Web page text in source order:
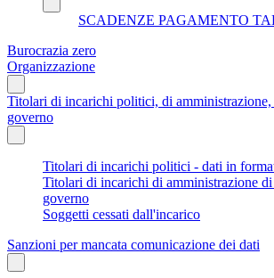
SCADENZE PAGAMENTO
Burocrazia zero
Organizzazione
Titolari di incarichi politici, di
governo
Titolari di incarichi politici - dati in
Titolari di incarichi di amministrazione
governo
Soggetti cessati dall'incarico
Sanzioni per mancata comunicazione dei dati